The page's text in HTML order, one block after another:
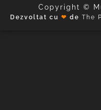
Copyright ©
Dezvoltat cu ❤ de The